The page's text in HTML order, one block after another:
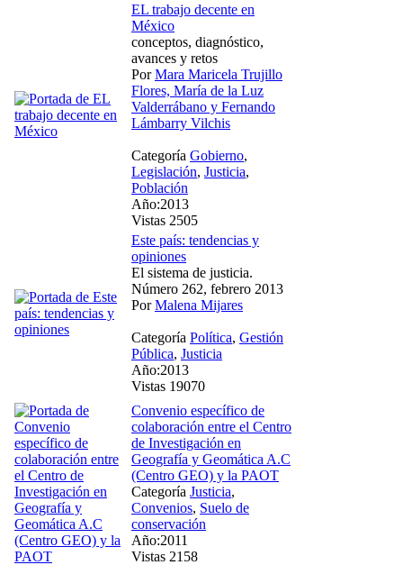
EL trabajo decente en
México
conceptos, diagnóstico,
avances y retos
PorMara Maricela Trujillo
Flores, María de la Luz
Valderrábano y Fernando
Lámbarry Vilchis
Categoría Gobierno,
Legislación, Justicia,
Población
Año:2013
Vistas 2505
Este país: tendencias y
opiniones
El sistema de justicia.
Número 262, febrero 2013
PorMalena Mijares
Categoría Política, Gestión
Pública, Justicia
Año:2013
Vistas 19070
Convenio específico de
colaboración entre el Centro
de Investigación en
Geografía y Geomática A.C
(Centro GEO) y la PAOT
Categoría Justicia,
Convenios, Suelo de
conservación
Año:2011
Vistas 2158